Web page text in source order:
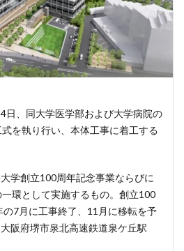
日、同大学医学部および大学病院の
を執り行い、本体工事に着工する
学創立100周年記念事業ならびに
環として実施するもの。創立100
7月に工事終了、11月に移転を予
阪府堺市泉北高速鉄道泉ケ丘駅